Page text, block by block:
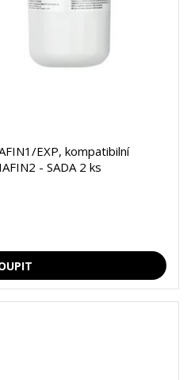
EXP, kompatibilní
- SADA 2 ks